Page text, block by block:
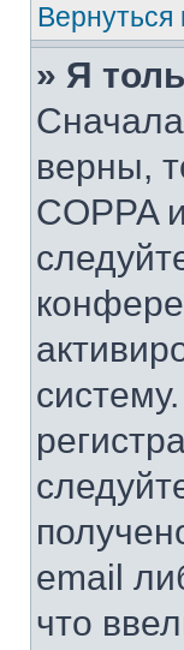
Вернуться
» Я
верны,
COPPA
email
что